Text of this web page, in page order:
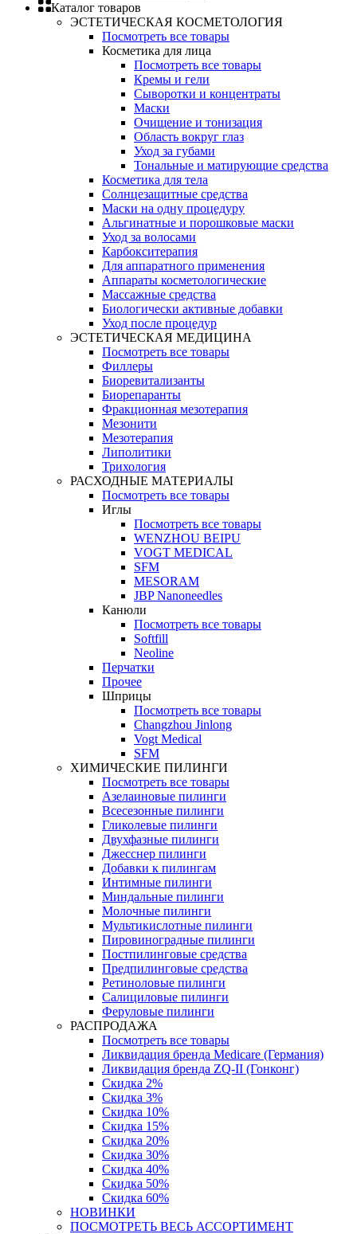
Каталог товаров
ЭСТЕТИЧЕСКАЯ КОСМЕТОЛОГИЯ
Посмотреть все товары
Косметика для лица
Посмотреть все товары
Кремы и гели
Сыворотки и концентраты
Маски
Очищение и тонизация
Область вокруг глаз
Уход за губами
Тональные и матирующие средства
Косметика для тела
Солнцезащитные средства
Маски на одну процедуру
Альгинатные и порошковые маски
Уход за волосами
Карбокситерапия
Для аппаратного применения
Аппараты косметологические
Массажные средства
Биологически активные добавки
Уход после процедур
ЭСТЕТИЧЕСКАЯ МЕДИЦИНА
Посмотреть все товары
Филлеры
Биоревитализанты
Биорепаранты
Фракционная мезотерапия
Мезонити
Мезотерапия
Липолитики
Трихология
РАСХОДНЫЕ МАТЕРИАЛЫ
Посмотреть все товары
Иглы
Посмотреть все товары
WENZHOU BEIPU
VOGT MEDICAL
SFM
MESORAM
JBP Nanoneedles
Канюли
Посмотреть все товары
Softfill
Neoline
Перчатки
Прочее
Шприцы
Посмотреть все товары
Changzhou Jinlong
Vogt Medical
SFM
ХИМИЧЕСКИЕ ПИЛИНГИ
Посмотреть все товары
Азелаиновые пилинги
Всесезонные пилинги
Гликолевые пилинги
Двухфазные пилинги
Джесснер пилинги
Добавки к пилингам
Интимные пилинги
Миндальные пилинги
Молочные пилинги
Мультикислотные пилинги
Пировиноградные пилинги
Постпилинговые средства
Предпилинговые средства
Ретиноловые пилинги
Салициловые пилинги
Феруловые пилинги
РАСПРОДАЖА
Посмотреть все товары
Ликвидация бренда Medicare (Германия)
Ликвидация бренда ZQ-II (Гонконг)
Скидка 2%
Скидка 3%
Скидка 10%
Скидка 15%
Скидка 20%
Скидка 30%
Скидка 40%
Скидка 50%
Скидка 60%
НОВИНКИ
ПОСМОТРЕТЬ ВЕСЬ АССОРТИМЕНТ